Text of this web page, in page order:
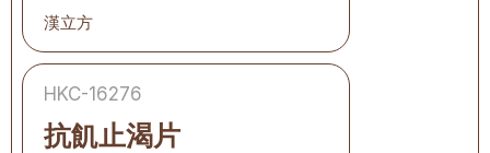
漢立方
HKC-16276
抗飢止渴片